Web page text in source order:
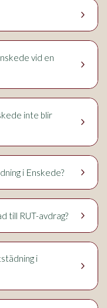
keyboard_arrow_right
keyboard_arrow_right
vid en
keyboard_arrow_right
inte blir
keyboard_arrow_right
i Enskede?
keyboard_arrow_right
till RUT-avdrag?
keyboard_arrow_right
i